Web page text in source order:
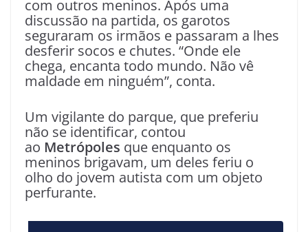
com outros meninos. Após uma
discussão na partida, os garotos
seguraram os irmãos e passaram a lhes
desferir socos e chutes. “Onde ele
chega, encanta todo mundo. Não vê
maldade em ninguém”, conta.
Um vigilante do parque, que preferiu
não se identificar, contou
ao Metrópoles que enquanto os
meninos brigavam, um deles feriu o
olho do jovem autista com um objeto
perfurante.